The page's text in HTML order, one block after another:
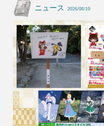
ニュース 2026/08/10